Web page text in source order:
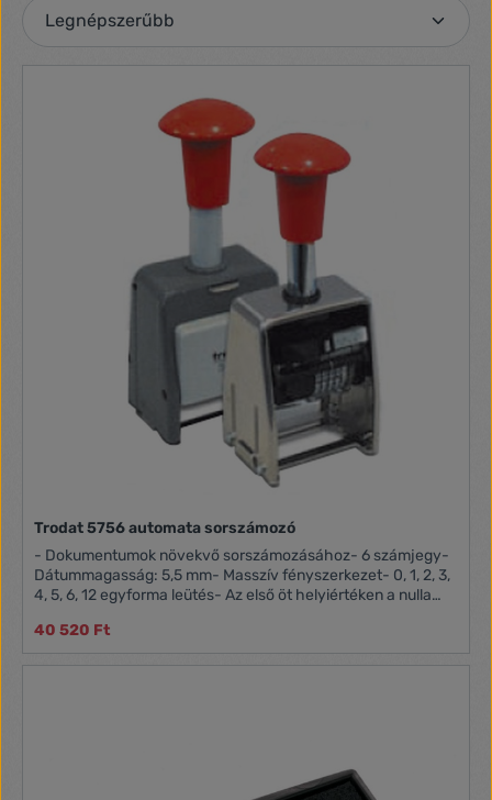
Trodat 5756 automata sorszámozó
- Dokumentumok növekvő sorszámozásához- 6 számjegy-
Dátummagasság: 5,5 mm- Masszív fényszerkezet- 0, 1, 2, 3,
4, 5, 6, 12 egyforma leütés- Az első öt helyiértéken a nulla
sorszámozóhoz, 28 ml
40 520 Ft